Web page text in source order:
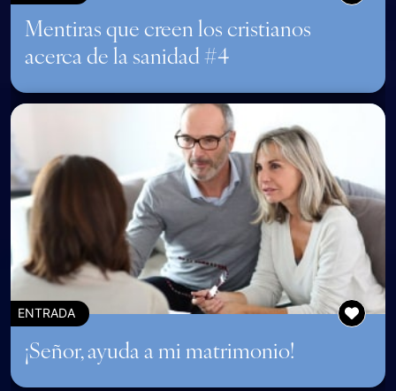
Mentiras que creen los cristianos
acerca de la sanidad #4
ENTRADA
¡Señor, ayuda a mi matrimonio!